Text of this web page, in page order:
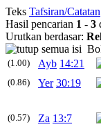
Teks Tafsiran/Catatan
Hasil pencarian 1 - 3
Urutkan berdasar:
(1.00) Ayb 14:21
(0.86) Yer 30:19
(0.57) Za 13:7